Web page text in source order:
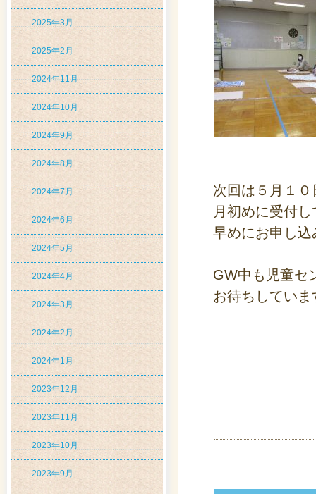
2025年3月
2025年2月
2024年11月
2024年10月
2024年9月
2024年8月
2024年7月
2024年6月
2024年5月
2024年4月
2024年3月
2024年2月
2024年1月
2023年12月
2023年11月
2023年10月
2023年9月
次回は５月１
月初めに受付
早めにお申し
GW中も児童セ
お待ちしていま